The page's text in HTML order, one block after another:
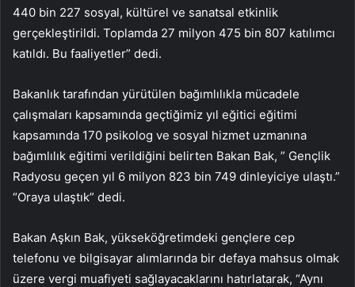
440 bin 227 sosyal, kültürel ve sanatsal etkinlik
gerçekleştirildi. Toplamda 27 milyon 475 bin 807 katılımcı
katıldı. Bu faaliyetler” dedi.
Bakanlık tarafından yürütülen bağımlılıkla mücadele
çalışmaları kapsamında geçtiğimiz yıl eğitici eğitimi
kapsamında 170 psikolog ve sosyal hizmet uzmanına
bağımlılık eğitimi verildiğini belirten Bakan Bak, ” Gençlik
Radyosu geçen yıl 6 milyon 823 bin 749 dinleyiciye ulaştı.”
“Oraya ulaştık” dedi.
Bakan Aşkın Bak, yükseköğretimdeki gençlere cep
telefonu ve bilgisayar alımlarında bir defaya mahsus olmak
üzere vergi muafiyeti sağlayacaklarını hatırlatarak, “Aynı